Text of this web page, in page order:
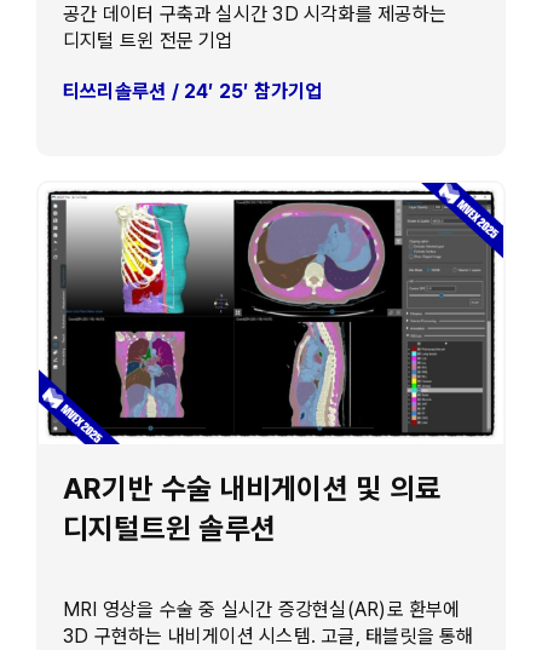
공간 데이터 구축과 실시간 3D 시각화를 제공하는
디지털 트윈 전문 기업
티쓰리솔루션 / 24′ 25′ 참가기업
AR기반 수술 내비게이션 및 의료
디지털트윈 솔루션
MRI 영상을 수술 중 실시간 증강현실(AR)로 환부에
3D 구현하는 내비게이션 시스템. 고글, 태블릿을 통해